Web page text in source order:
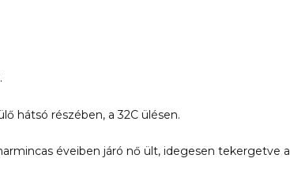
hátsó részében, a 32C ülésen.
éveiben járó nő ült, idegesen tekergetve a